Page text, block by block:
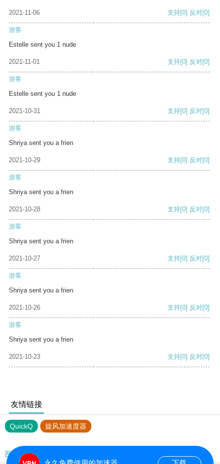
2021-11-06 支持[0] 反对[0]
游客
Estelle sent you 1 nude
2021-11-01 支持[0] 反对[0]
游客
Estelle sent you 1 nude
2021-10-31 支持[0] 反对[0]
游客
Shriya sent you a frien
2021-10-29 支持[0] 反对[0]
游客
Shriya sent you a frien
2021-10-28 支持[0] 反对[0]
游客
Shriya sent you a frien
2021-10-27 支持[0] 反对[0]
游客
Shriya sent you a frien
2021-10-26 支持[0] 反对[0]
游客
Shriya sent you a frien
2021-10-23 支持[0] 反对[0]
友情链接
QuickQ 旋风加速度器
网站地图